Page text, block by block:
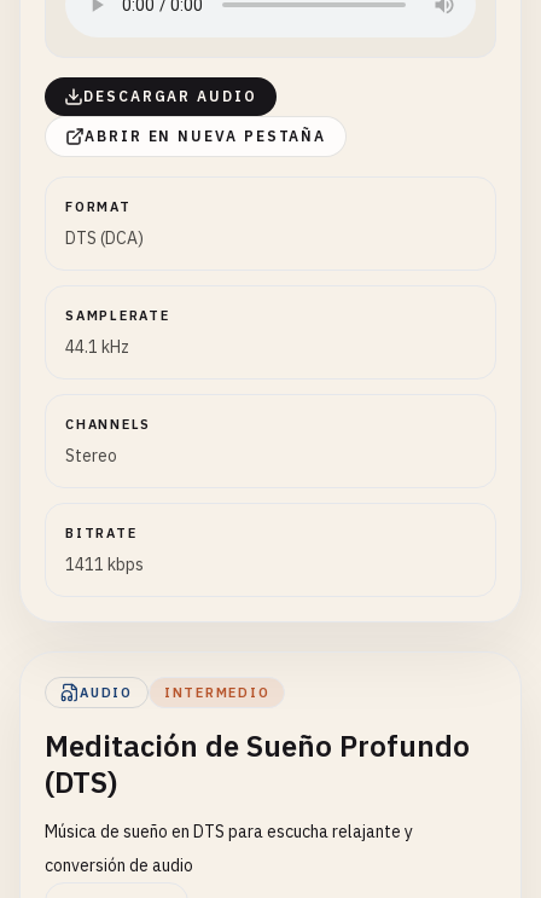
DESCARGAR AUDIO
ABRIR EN NUEVA PESTAÑA
FORMAT
DTS (DCA)
SAMPLERATE
44.1 kHz
CHANNELS
Stereo
BITRATE
1411 kbps
AUDIO INTERMEDIO
Meditación de Sueño Profundo
(DTS)
Música de sueño en DTS para escucha relajante y
conversión de audio